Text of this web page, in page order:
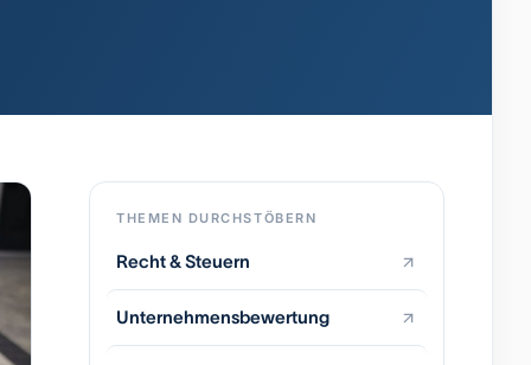
THEMEN DURCHSTÖBERN
Recht & Steuern
Unternehmensbewertung